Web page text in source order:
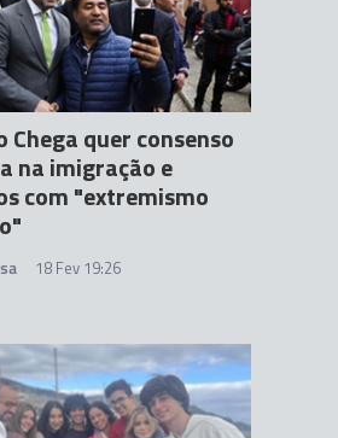
Chega quer consenso
na imigração e
com "extremismo
18 Fev 19:26